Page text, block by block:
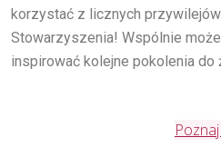
korzystać z licznych
Stowarzyszenia! Wspólnie
inspirować kolejne pokolenia do